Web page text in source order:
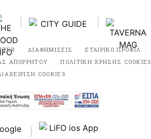
ΔΙΑΦΗΜΙΣΕΙΣ ΕΤΑΙΡΙΚΟ ΠΡΟΦΙΛ
ΑΠΟΡΡΗΤΟΥ
ΠΟΛΙΤΙΚΗ ΧΡΗΣΗΣ COOKIES
COOKIES